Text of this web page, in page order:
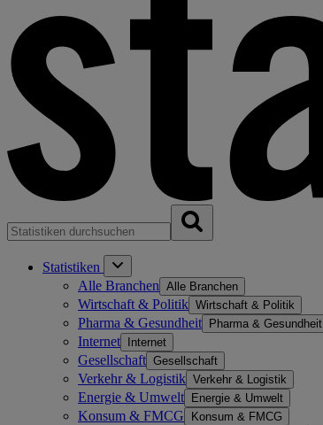
Statistiken
Alle Branchen Alle Branchen
Wirtschaft & Politik Wirtschaft & Politik
Pharma & Gesundheit Pharma & Gesundheit
Internet Internet
Gesellschaft Gesellschaft
Verkehr & Logistik Verkehr & Logistik
Energie & Umwelt Energie & Umwelt
Konsum & FMCG Konsum & FMCG